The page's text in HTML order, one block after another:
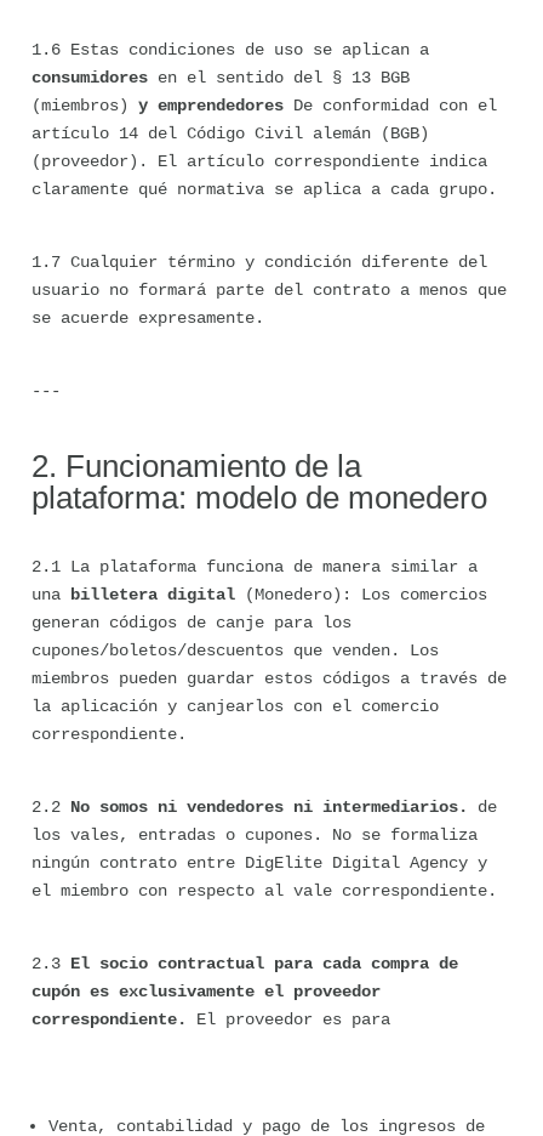
consumidores en el sentido del § 13 BGB
(miembros) y emprendedores De conformidad con el
artículo 14 del Código Civil alemán (BGB)
(proveedor). El artículo correspondiente indica
claramente qué normativa se aplica a cada grupo.
1.7 Cualquier término y condición diferente del
usuario no formará parte del contrato a menos que
se acuerde expresamente.
---
2. Funcionamiento de la
plataforma: modelo de monedero
2.1 La plataforma funciona de manera similar a
una
billetera digital (Monedero): Los comercios
generan códigos de canje para los
cupones/boletos/descuentos que venden. Los
miembros pueden guardar estos códigos a través de
la aplicación y canjearlos con el comercio
correspondiente.
2.2 No somos ni vendedores ni intermediarios.
de
los vales, entradas o cupones. No se formaliza
ningún contrato entre DigElite Digital Agency y
el miembro con respecto al vale correspondiente.
2.3 El socio contractual para cada compra de
cupón es exclusivamente el proveedor
correspondiente.
El proveedor es para
Venta, contabilidad y pago de los ingresos de